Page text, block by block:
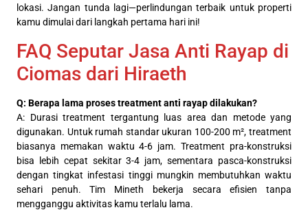
lokasi. Jangan tunda lagi—perlindungan terbaik untuk properti
kamu dimulai dari langkah pertama hari ini!
FAQ Seputar Jasa Anti Rayap di
Ciomas dari Hiraeth
Q: Berapa lama proses treatment anti rayap dilakukan?
A: Durasi treatment tergantung luas area dan metode yang
digunakan. Untuk rumah standar ukuran 100-200 m², treatment
biasanya memakan waktu 4-6 jam. Treatment pra-konstruksi
bisa lebih cepat sekitar 3-4 jam, sementara pasca-konstruksi
dengan tingkat infestasi tinggi mungkin membutuhkan waktu
sehari penuh. Tim Mineth bekerja secara efisien tanpa
mengganggu aktivitas kamu terlalu lama.